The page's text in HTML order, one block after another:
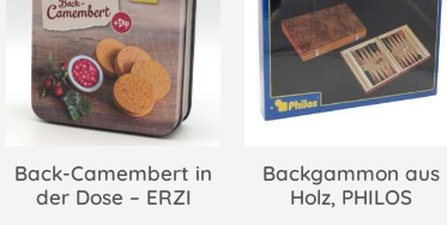
Back-Camembert in
der Dose – ERZI
Backgammon aus
Holz, PHILOS